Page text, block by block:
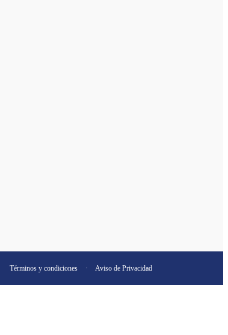
Términos y condiciones · Aviso de Privacidad